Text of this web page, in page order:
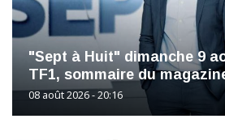
"Sept à Huit" dimanche 9
TF1, sommaire du
08 août 2026 - 20:16